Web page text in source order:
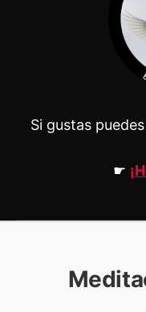
Si gustas
☛